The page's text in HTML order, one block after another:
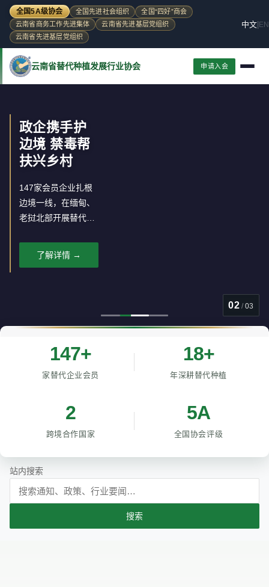
全国5A级协会 全国先进社会组织
全国“四好”商会
云南省商务工作先进集体
云南省先进基层党组织
云南省先进基层党组织
中文|EN
云南省替代种植发展行业协会 申请入会
政企携手护
边境 禁毒帮
扶兴乡村
147家会员企业扎根
边境一线，在缅甸、
老挝北部开展替代种
了解详情 →
02 / 03
147+
家替代企业会员
18+
年深耕替代种植
2
跨境合作国家
5A
全国协会评级
站内搜索
搜索